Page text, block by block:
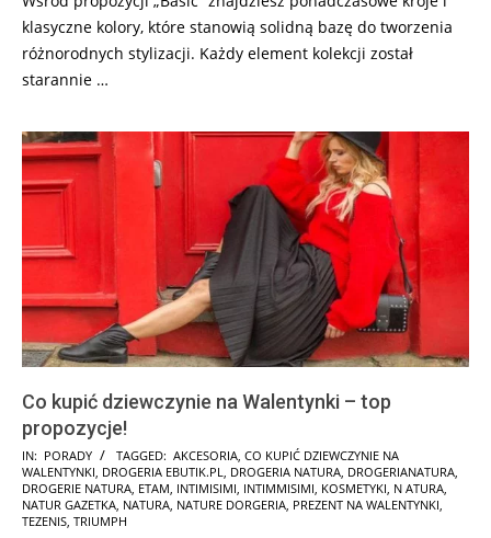
klasyczne kolory, które stanowią solidną bazę do tworzenia
różnorodnych stylizacji. Każdy element kolekcji został
starannie …
Co kupić dziewczynie na Walentynki – top
propozycje!
2025-
02-
01
IN: PORADY TAGGED: AKCESORIA CO KUPIĆ DZIEWCZYNIE NA
WALENTYNKI DROGERIA EBUTIK.PL DROGERIA NATURA DROGERIANATURA
DROGERIE NATURA ETAM INTIMISIMI INTIMMISIMI KOSMETYKI N ATURA
NATUR GAZETKA NATURA NATURE DORGERIA PREZENT NA WALENTYNKI
TEZENIS TRIUMPH